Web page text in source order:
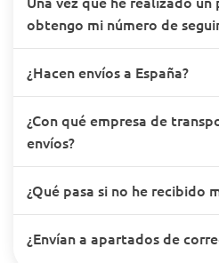
obtengo mi número de
¿Hacen envíos a España?
¿Con qué empresa de
envíos?
¿Qué pasa si no he recibido
¿Envían a apartados de